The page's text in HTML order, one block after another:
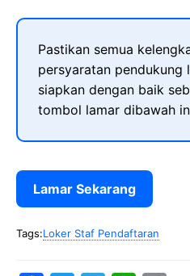
Pastikan semua
persyaratan pendukung
siapkan dengan baik
tombol lamar dibawah
Lamar Sekarang
Tags:Loker Staf Pendaftaran